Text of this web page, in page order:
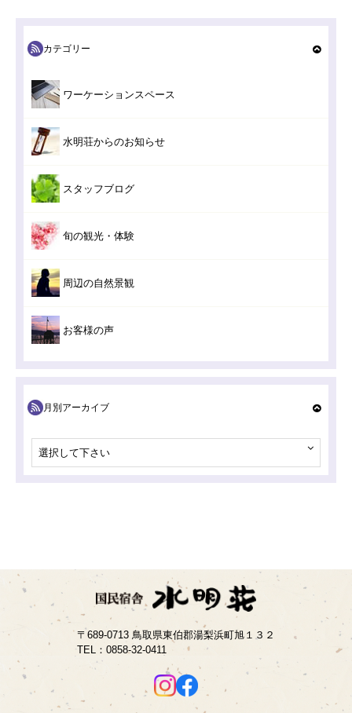
カテゴリー
ワーケーションスペース
水明荘からのお知らせ
スタッフブログ
旬の観光・体験
周辺の自然景観
お客様の声
月別アーカイブ
選択して下さい
〒689-0713 鳥取県東伯郡湯梨浜町旭１３２
TEL： 0858-32-0411